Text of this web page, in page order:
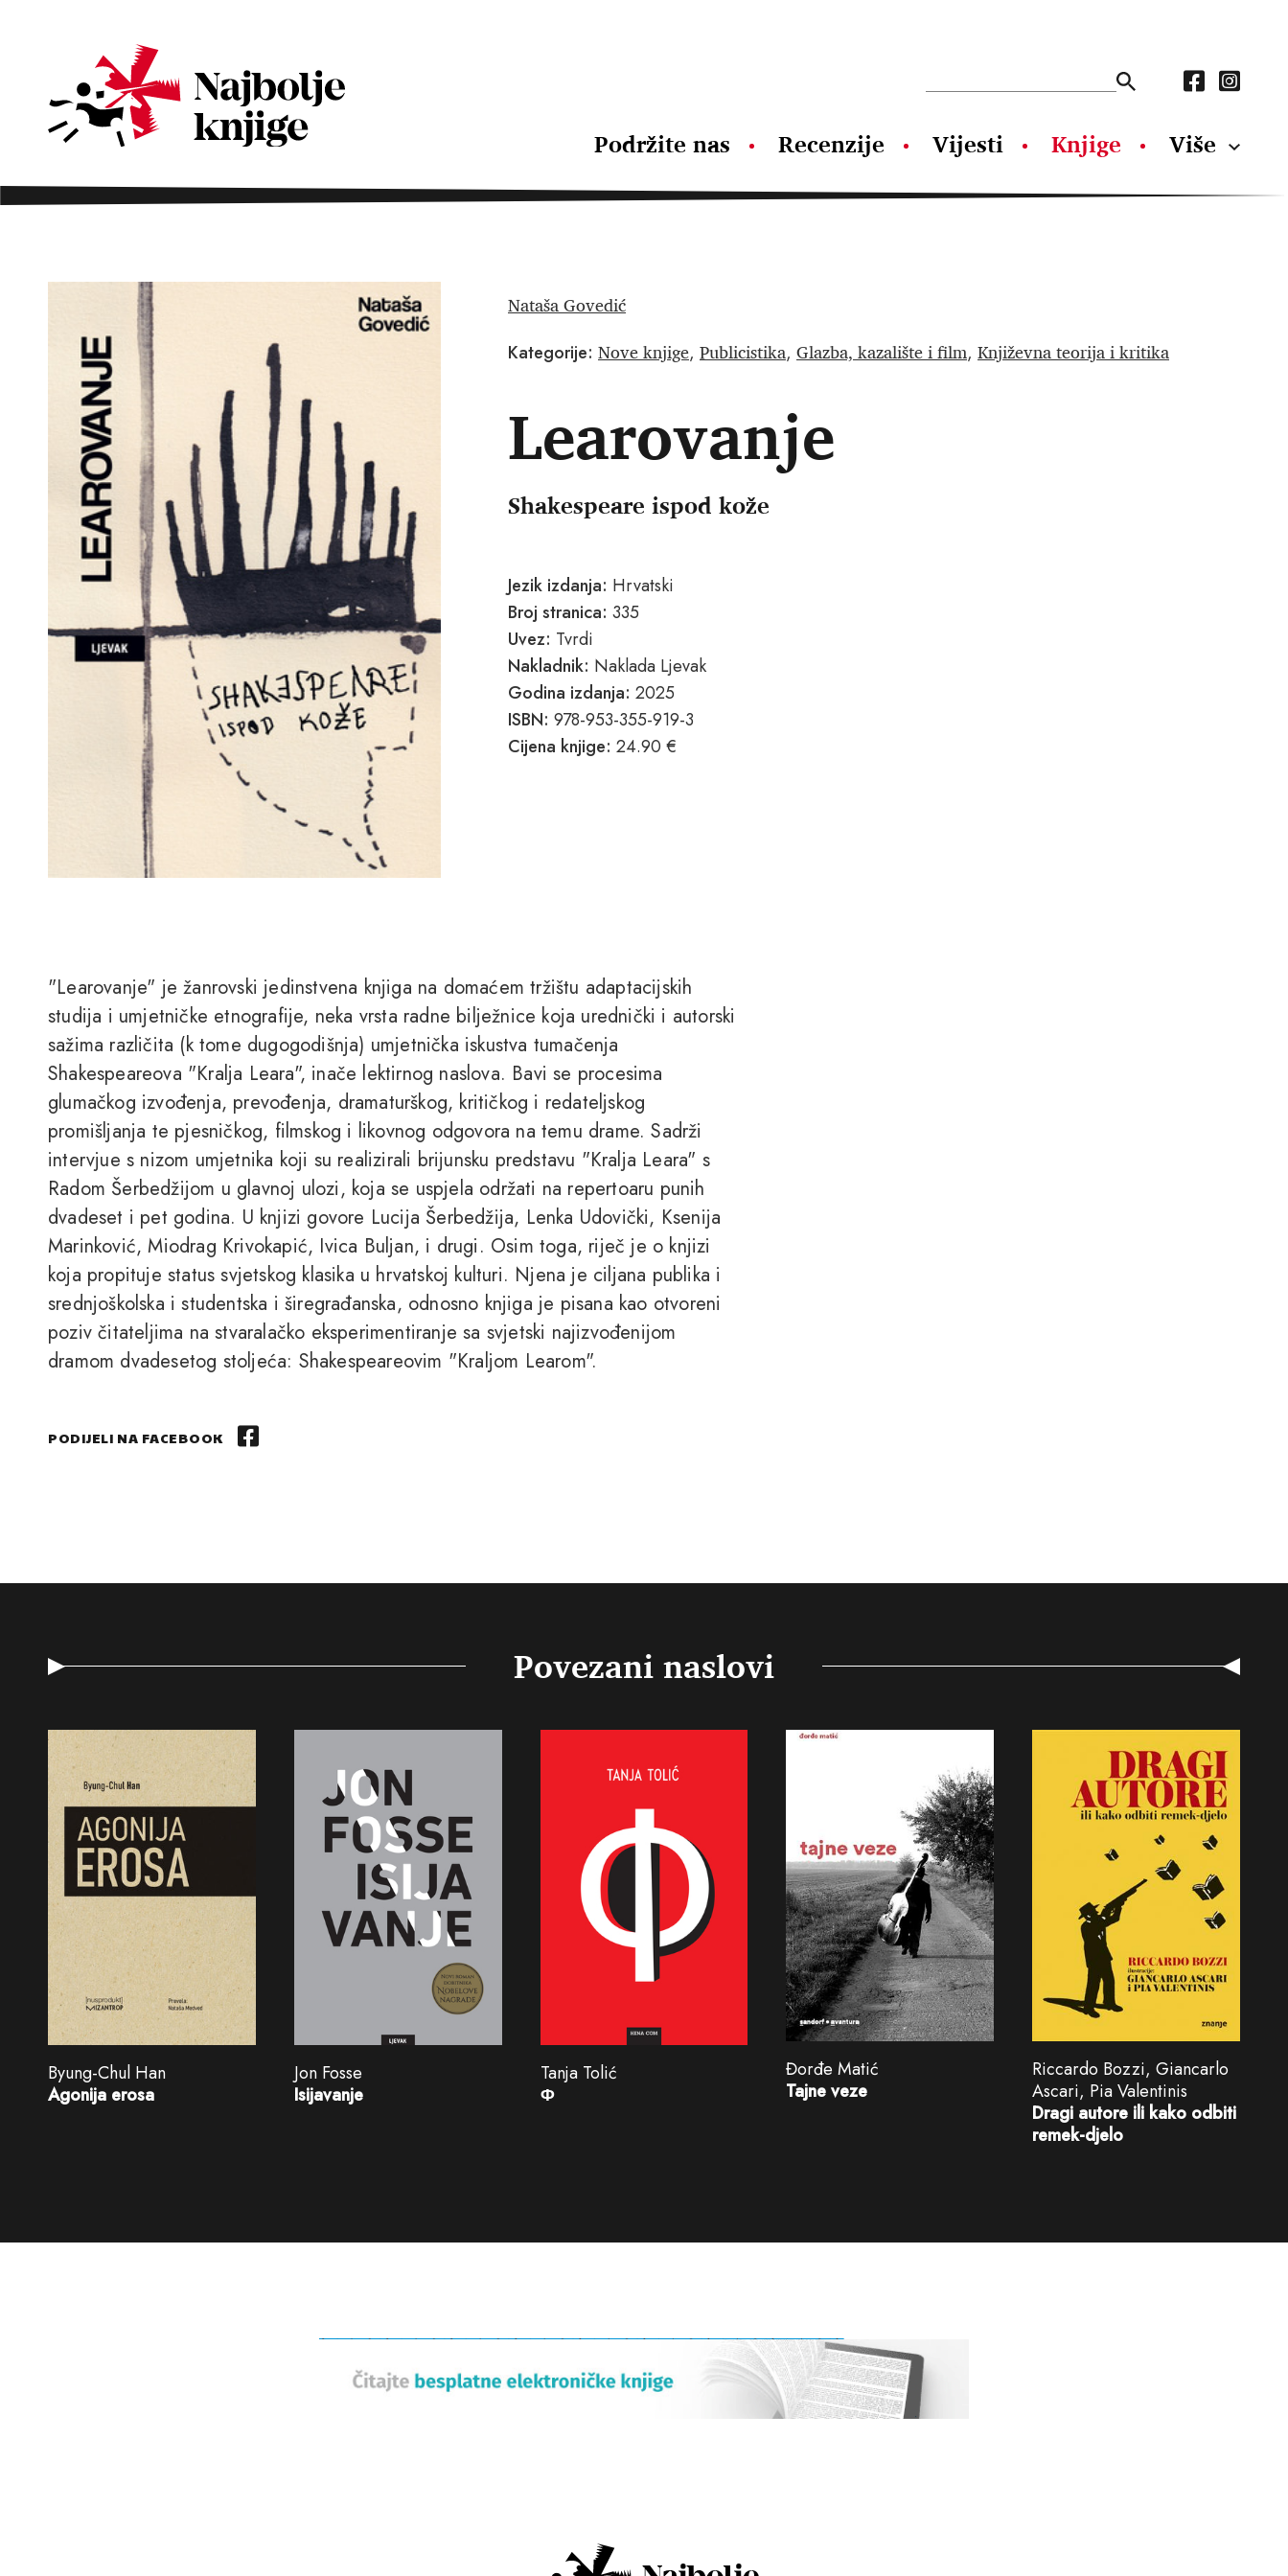
Podržite nas Recenzije Vijesti Knjige Više
Nataša Govedić
Kategorije: Nove knjige, Publicistika, Glazba, kazalište i film, Književna teorija i kritika
Learovanje
Shakespeare ispod kože
Jezik izdanja: Hrvatski
Broj stranica: 335
Uvez: Tvrdi
Nakladnik: Naklada Ljevak
Godina izdanja: 2025
ISBN: 978-953-355-919-3
Cijena knjige: 24.90 €
"Learovanje" je žanrovski jedinstvena knjiga na domaćem tržištu adaptacijskih
studija i umjetničke etnografije, neka vrsta radne bilježnice koja urednički i autorski
sažima različita (k tome dugogodišnja) umjetnička iskustva tumačenja
Shakespeareova "Kralja Leara", inače lektirnog naslova. Bavi se procesima
glumačkog izvođenja, prevođenja, dramaturškog, kritičkog i redateljskog
promišljanja te pjesničkog, filmskog i likovnog odgovora na temu drame. Sadrži
intervjue s nizom umjetnika koji su realizirali brijunsku predstavu "Kralja Leara" s
Radom Šerbedžijom u glavnoj ulozi, koja se uspjela održati na repertoaru punih
dvadeset i pet godina. U knjizi govore Lucija Šerbedžija, Lenka Udovički, Ksenija
Marinković, Miodrag Krivokapić, Ivica Buljan, i drugi. Osim toga, riječ je o knjizi
koja propituje status svjetskog klasika u hrvatskoj kulturi. Njena je ciljana publika i
srednjoškolska i studentska i širegrađanska, odnosno knjiga je pisana kao otvoreni
poziv čitateljima na stvaralačko eksperimentiranje sa svjetski najizvođenijom
dramom dvadesetog stoljeća: Shakespeareovim "Kraljom Learom".
PODIJELI NA FACEBOOK
Povezani naslovi
Byung-Chul Han
Agonija erosa
Jon Fosse
Isijavanje
Tanja Tolić
Φ
Đorđe Matić
Tajne veze
Riccardo Bozzi, Giancarlo
Ascari, Pia Valentinis
Dragi autore ili kako odbiti
remek-djelo